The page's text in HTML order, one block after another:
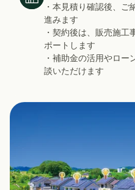
・本見積り確認後、
進みます
・契約後は、販売施
ポートします
・補助金の活用やロ
談いただけます